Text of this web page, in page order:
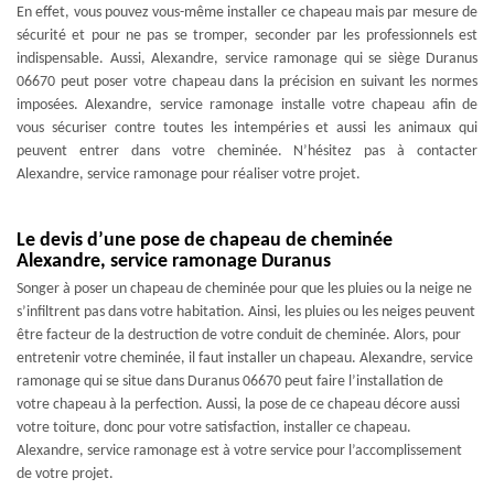
En effet, vous pouvez vous-même installer ce chapeau mais par mesure de
sécurité et pour ne pas se tromper, seconder par les professionnels est
indispensable. Aussi, Alexandre, service ramonage qui se siège Duranus
06670 peut poser votre chapeau dans la précision en suivant les normes
imposées. Alexandre, service ramonage installe votre chapeau afin de
vous sécuriser contre toutes les intempéries et aussi les animaux qui
peuvent entrer dans votre cheminée. N’hésitez pas à contacter
Alexandre, service ramonage pour réaliser votre projet.
Le devis d’une pose de chapeau de cheminée
Alexandre, service ramonage Duranus
Songer à poser un chapeau de cheminée pour que les pluies ou la neige ne
s’infiltrent pas dans votre habitation. Ainsi, les pluies ou les neiges peuvent
être facteur de la destruction de votre conduit de cheminée. Alors, pour
entretenir votre cheminée, il faut installer un chapeau. Alexandre, service
ramonage qui se situe dans Duranus 06670 peut faire l’installation de
votre chapeau à la perfection. Aussi, la pose de ce chapeau décore aussi
votre toiture, donc pour votre satisfaction, installer ce chapeau.
Alexandre, service ramonage est à votre service pour l’accomplissement
de votre projet.